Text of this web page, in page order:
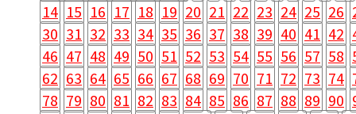
14 15 16 17 18 19 20 21 22 23 24 25 26
30 31 32 33 34 35 36 37 38 39 40 41 42
46 47 48 49 50 51 52 53 54 55 56 57 58
62 63 64 65 66 67 68 69 70 71 72 73 74
78 79 80 81 82 83 84 85 86 87 88 89 90